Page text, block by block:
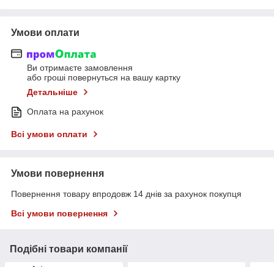
Умови оплати
Ви отримаєте замовлення
або гроші повернуться на вашу картку
Детальніше
Оплата на рахунок
Всі умови оплати
Умови повернення
Повернення товару впродовж 14 днів за рахунок покупця
Всі умови повернення
Подібні товари компанії